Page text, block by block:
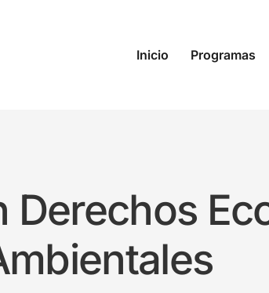
Inicio Programas
Derechos